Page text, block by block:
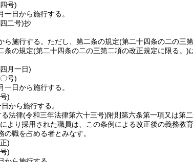
号)
日から施行する。
二号)抄
ら施行する。 ただし、第二条の規定(第二十四条の二の三
条の規定(第二十四条の二の三第二項の改正規定に限る。)
月一日)
号)
日から施行する。
)
から施行する。
法律(令和三年法律第六十三号)附則第六条第一項又は第
より採用された職員は、この条例による改正後の義務教
職を占める者とみなす。
)
)